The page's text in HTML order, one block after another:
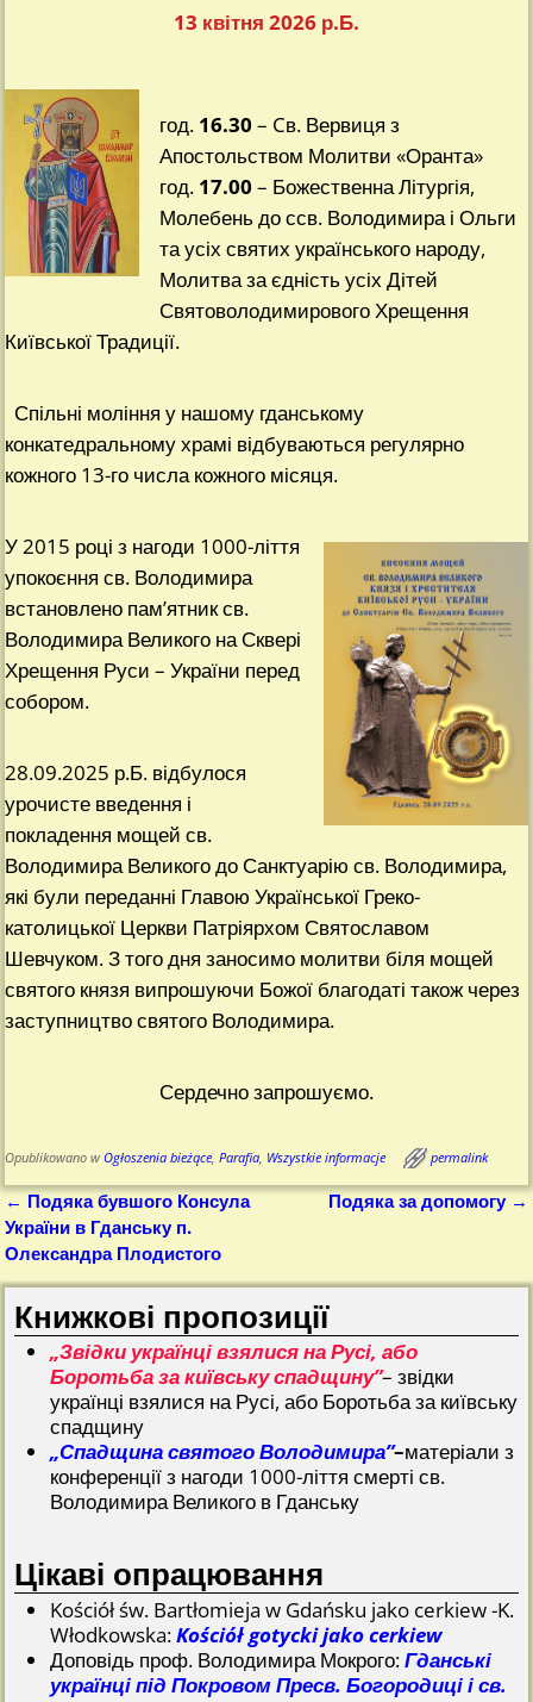
13 квітня 2026 р.Б.
год. 16.30 – Cв. Вервиця з
Апостольством Молитви «Оранта»
год. 17.00 – Божественна Літургія,
Молебень до ссв. Володимира і Ольги
та усіх святих українського народу,
Молитва за єдність усіх Дітей
Святоволодимирового Хрещення
Київської Традиції.
Спільні моління у нашому гданському
конкатедральному храмі відбуваються регулярно
кожного 13-го числа кожного місяця.
У 2015 році з нагоди 1000-ліття
упокоєння св. Володимира
встановлено пам’ятник св.
Володимира Великого на Сквері
Хрещення Руси – України перед
собором.
28.09.2025 р.Б. відбулося
урочисте введення і
покладення мощей св.
Володимира Великого до Санктуарію св. Володимира,
які були переданні Главою Української Греко-
католицької Церкви Патріярхом Святославом
Шевчуком. З того дня заносимо молитви біля мощей
святого князя випрошуючи Божої благодаті також через
заступництво святого Володимира.
Сердечно запрошуємо.
Opublikowano w Ogłoszenia bieżące,Parafia, Wszystkie informacje permalink
Nawigacja
← Подяка бувшого Консула
України в Гданську п.
Олександра Плодистого
Подяка за допомогу →
Книжкові пропозиції
„Звідки українці взялися на Русі, або
Боротьба за київську спадщину”– звідки
українці взялися на Русі, або Боротьба за київську
спадщину
„Спадщина святого Володимира”–матеріали з
конференції з нагоди 1000-ліття смерті св.
Володимира Великого в Гданську
Цікаві опрацювання
Kościół św. Bartłomieja w Gdańsku jako cerkiew -K.
Włodkowska:Kościół gotycki jako cerkiew
Доповідь проф. Володимира Мокрого:Гданські
українці під Покровом Пресв. Богородиці і св.